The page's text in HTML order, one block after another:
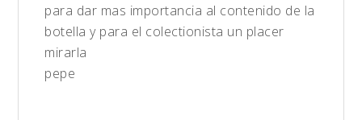
para dar mas importancia al contenido de la
botella y para el colectionista un placer
mirarla
pepe